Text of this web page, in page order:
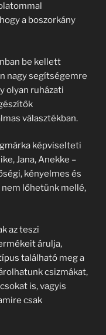
a boszorkány
be kellett
nagy segítségemre
olyan ruházati
választékban.
képviselteti
Jana, Anekke –
kényelmes és
lőhetünk mellé,
az teszi
árulja,
található meg a
csizmákat,
is, vagyis
csak